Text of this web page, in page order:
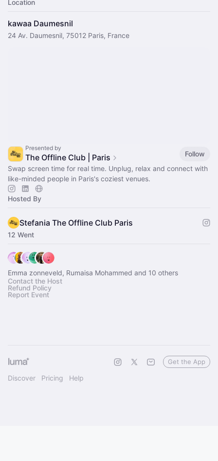
Location
kawaa Daumesnil
24 Av. Daumesnil, 75012 Paris, France
Presented by
The Offline Club | Paris
Follow
Swap screen time for real time. Unplug, relax and connect with
like-minded people in Paris's coziest venues.
Hosted By
Stefania The Offline Club Paris
12 Went
Emma zonneveld, Rumaisa Mohammed and 10 others
Contact the Host
Refund Policy
Report Event
Discover Pricing Help
Get the App